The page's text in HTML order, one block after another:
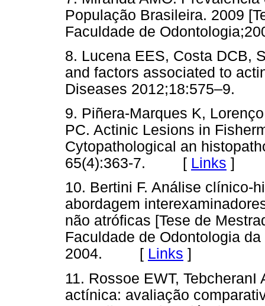
População Brasileira. 2009
Faculdade de
8. Lucena EES, Costa DCB,
and factors associated to
Diseases 2012;18:575–9.
9. Piñera-Marques K,
PC. Actinic Lesions in
Cytopathological an
65(4):363-7. [ Links ]
10. Bertini F. Análise clínico-
abordagem
não atróficas [Tese de
Faculdade de Odontologia
2004. [ Links ]
11. Rossoe EWT,
actínica: avaliação